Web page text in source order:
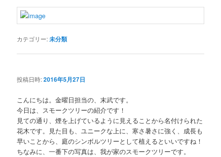
カテゴリー:未分類
投稿日時:2016年5月27日
こんにちは。金曜日担当の、末武です。
今日は、スモークツリーの紹介です！
見ての通り、煙を上げているように見えることから名付けられた
花木です。見た目も、ユニークな上に、寒さ暑さに強く、成長も
早いことから、庭のシンボルツリーとして植えるといいですね！
ちなみに、一番下の写真は、我が家のスモークツリーです。